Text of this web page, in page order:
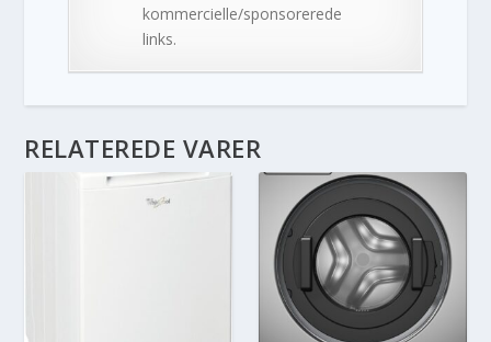
kommercielle/sponsorerede
links.
RELATEREDE VARER